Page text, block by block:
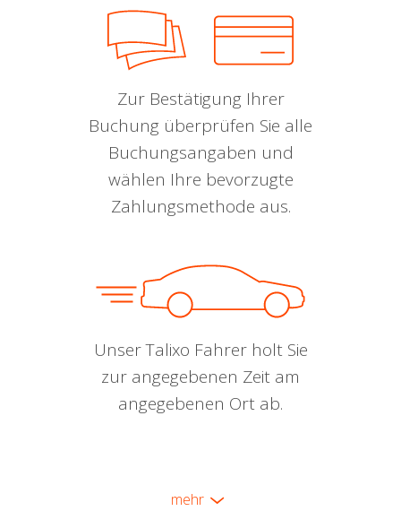
Zur Bestätigung Ihrer
Buchung überprüfen Sie alle
Buchungsangaben und
wählen Ihre bevorzugte
Zahlungsmethode aus.
Unser Talixo Fahrer holt Sie
zur angegebenen Zeit am
angegebenen Ort ab.
mehr